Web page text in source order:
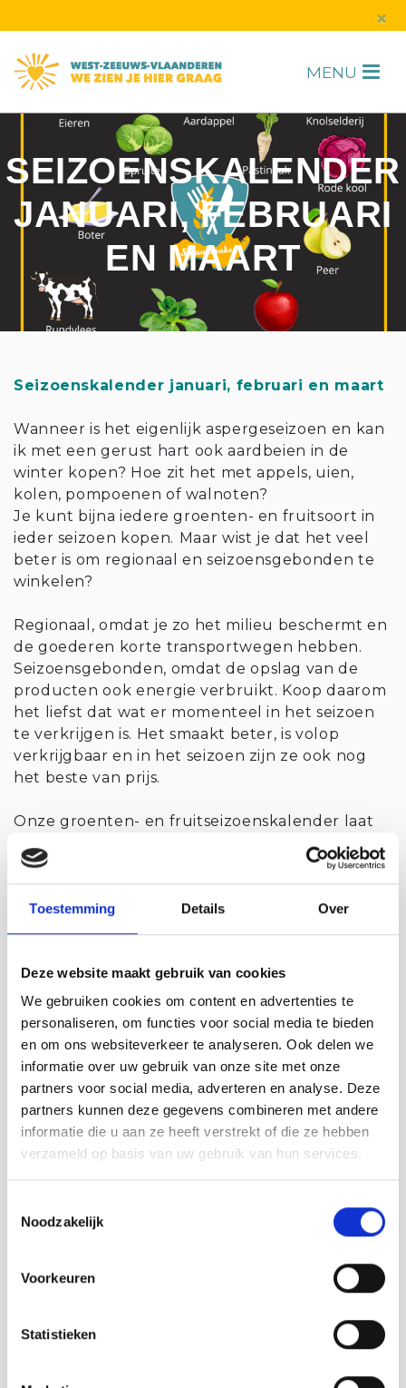
Toestemming Details Over
Deze website maakt gebruik van cookies
We gebruiken cookies om content en advertenties te
personaliseren, om functies voor social media te bieden
en om ons websiteverkeer te analyseren. Ook delen we
informatie over uw gebruik van onze site met onze
partners voor social media, adverteren en analyse. Deze
partners kunnen deze gegevens combineren met andere
informatie die u aan ze heeft verstrekt of die ze hebben
verzameld op basis van uw gebruik van hun services.
Noodzakelijk
Voorkeuren
Statistieken
×
MENU H
SEIZOENSKALENDER
JANUARI, FEBRUARI
EN MAART
Seizoenskalender januari, februari en maart
Wanneer is het eigenlijk aspergeseizoen en kan
ik met een gerust hart ook aardbeien in de
winter kopen? Hoe zit het met appels, uien,
kolen, pompoenen of walnoten?
Je kunt bijna iedere groenten- en fruitsoort in
ieder seizoen kopen. ⁠⁠Maar wist je dat het veel
beter is om regionaal en seizoensgebonden te
winkelen?
Regionaal, omdat je zo het milieu beschermt en
de goederen korte transportwegen hebben.
Seizoensgebonden, omdat de opslag van de
producten ook energie verbruikt. Koop daarom
het liefst dat wat er momenteel in het seizoen
te verkrijgen is. Het smaakt beter, is volop
verkrijgbaar en in het seizoen zijn ze ook nog
het beste van prijs.
Onze groenten- en fruitseizoenskalender laat
zien welke regionale groenten en fruit
momenteel in het seizoen zijn en zorgt voor
inspiratie voor je dagelijkse menu.
Tip: Let in de supermarkt op het land van
Hieronder staan de smaakmakers voor in de
maanden januari, februari en maart!